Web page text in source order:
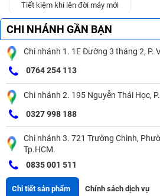
Tiết kiệm khi lên đời máy mới
CHI NHÁNH GẦN BẠN
Chi nhánh 1. 1E Đường 3 tháng 2, P.
0764 254 113
Chi nhánh 2. 195 Nguyễn Thái Học,
0327 998 188
Chi nhánh 3. 721 Trường Chinh,
Tp.HCM.
0835 001 511
Chi tiết sản phẩm Chính sách dịch vụ